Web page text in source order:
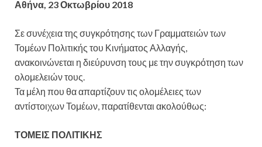
Αθήνα, 23 Οκτωβρίου 2018
Σε συνέχεια της συγκρότησης των Γραμματειών των
Τομέων Πολιτικής του Κινήματος Αλλαγής,
ανακοινώνεται η διεύρυνση τους με την συγκρότηση των
ολομελειών τους.
Τα μέλη που θα απαρτίζουν τις ολομέλειες των
αντίστοιχων Τομέων, παρατίθενται ακολούθως:
ΤΟΜΕΙΣ ΠΟΛΙΤΙΚΗΣ